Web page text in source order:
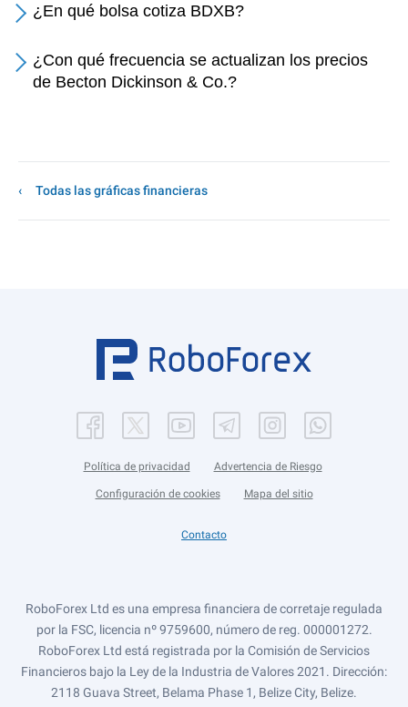
¿En qué bolsa cotiza BDXB?
¿Con qué frecuencia se actualizan los precios
de Becton Dickinson & Co.?
Todas las gráficas financieras
Política de privacidad Advertencia de Riesgo
Configuración de cookies Mapa del sitio
Contacto
RoboForex Ltd es una empresa financiera de corretaje regulada
por la FSC, licencia nº 9759600, número de reg. 000001272.
RoboForex Ltd está registrada por la Comisión de Servicios
Financieros bajo la Ley de la Industria de Valores 2021. Dirección:
2118 Guava Street, Belama Phase 1, Belize City, Belize.